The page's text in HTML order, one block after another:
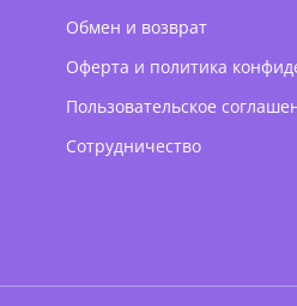
Обмен и возврат
Оферта и политика
Пользовательское
Сотрудничество